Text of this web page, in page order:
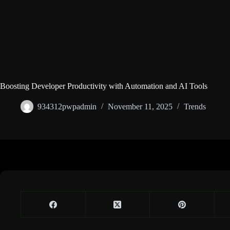
Boosting Developer Productivity with Automation and AI Tools
934312pwpadmin November 11, 2025 Trends